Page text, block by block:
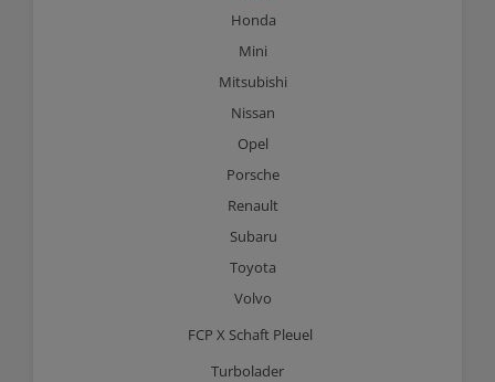
Honda
Mini
Mitsubishi
Nissan
Opel
Porsche
Renault
Subaru
Toyota
Volvo
FCP X Schaft Pleuel
Turbolader